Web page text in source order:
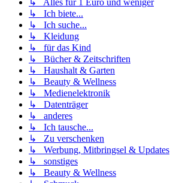
↳ Ich biete...
↳ Ich suche...
↳ Kleidung
↳ für das Kind
↳ Bücher & Zeitschriften
↳ Haushalt & Garten
↳ Beauty & Wellness
↳ Medienelektronik
↳ Datenträger
↳ anderes
↳ Ich tausche...
↳ Zu verschenken
↳ Werbung, Mitbringsel & Updates
↳ sonstiges
↳ Beauty & Wellness